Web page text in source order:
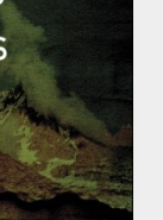
militaire a
et de la
et de la
se sont
ferme en